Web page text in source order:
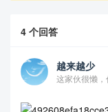
4 个回答
越来越少
这家伙很懒，